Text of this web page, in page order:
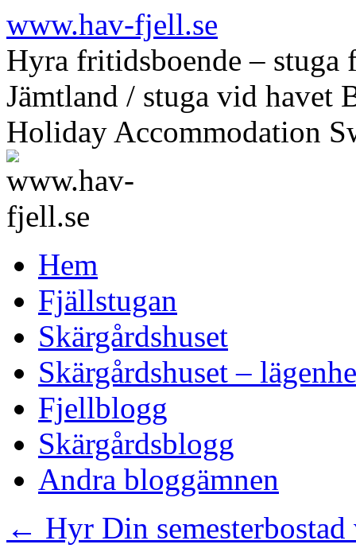
till
innehåll
www.hav-fjell.se
Hyra fritidsboende – stuga
Jämtland / stuga vid havet
Holiday Accommodation
Hem
Fjällstugan
Skärgårdshuset
Skärgårdshuset –
Fjellblogg
Skärgårdsblogg
Andra bloggämnen
← Hyr Din